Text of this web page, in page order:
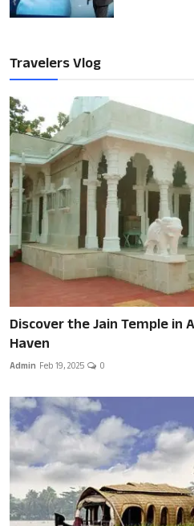
Travelers Vlog
Discover the Jain Temple in
Haven
Admin Feb 19, 2025 0